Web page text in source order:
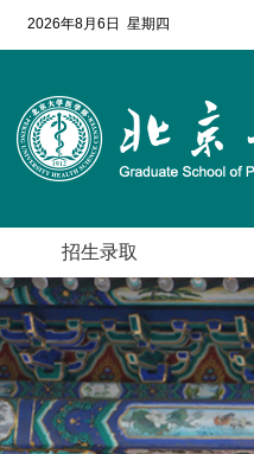
2026年8月6日 星期四
招生录取